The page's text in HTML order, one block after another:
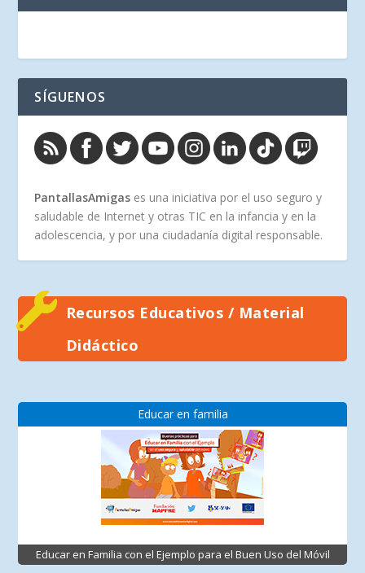
SÍGUENOS
PantallasAmigas es una iniciativa por el uso seguro y
saludable de Internet y otras TIC en la infancia y en la
adolescencia, y por una ciudadanía digital responsable.
Recursos Educativos / Material
Didáctico
Educar en familia
Educar en Familia con el Ejemplo para el Buen Uso del Móvil